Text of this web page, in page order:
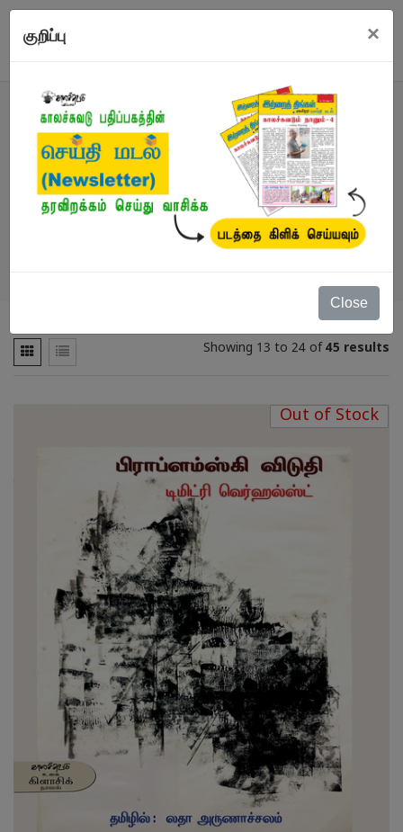
குறிப்பு ×
Close
வகைமைகள்
நூல்கள் / உலக கிளாசிக் நாவல்
Showing 13 to 24 of45 results
Out of Stock